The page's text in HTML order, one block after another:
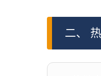
二、